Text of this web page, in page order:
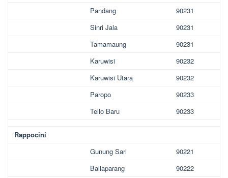
Pandang
90231
Sinri Jala
90231
Tamamaung
90231
Karuwisi
90232
Karuwisi Utara
90232
Paropo
90233
Tello Baru
90233
Rappocini
Gunung Sari
90221
Ballaparang
90222